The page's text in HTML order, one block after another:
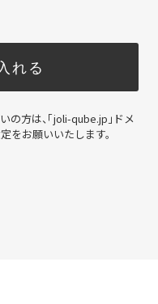
れる
方は、「joli-qube.jp」ドメ
をお願いいたします。